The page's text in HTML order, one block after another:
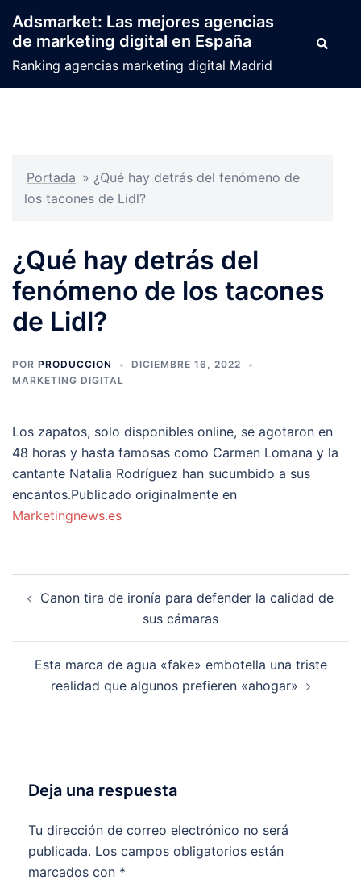
contenido
Adsmarket: Las mejores agencias
de marketing digital en España
Ranking agencias marketing digital Madrid
Buscar
Portada » ¿Qué hay detrás del fenómeno de
los tacones de Lidl?
¿Qué hay detrás del
fenómeno de los tacones
de Lidl?
POR PRODUCCION
DICIEMBRE 16, 2022
MARKETING DIGITAL
Los zapatos, solo disponibles online, se agotaron en
48 horas y hasta famosas como Carmen Lomana y la
cantante Natalia Rodríguez han sucumbido a sus
encantos.Publicado originalmente en
Marketingnews.es
de Canon tira de ironía para defender la calidad de
sus cámaras
Esta marca de agua «fake» embotella una triste
realidad que algunos prefieren «ahogar»
Deja una respuesta
Tu dirección de correo electrónico no será
publicada. Los campos obligatorios están
marcados con *